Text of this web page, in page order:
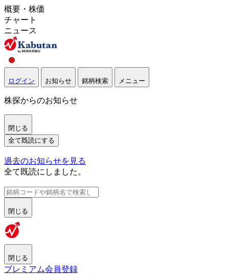
概要・株価
チャート
ニュース
ログイン お知らせ 銘柄検索 メニュー
株探からのお知らせ
閉じる
全て既読にする
過去のお知らせを見る
全て既読にしました。
閉じる
閉じる
プレミアム会員登録